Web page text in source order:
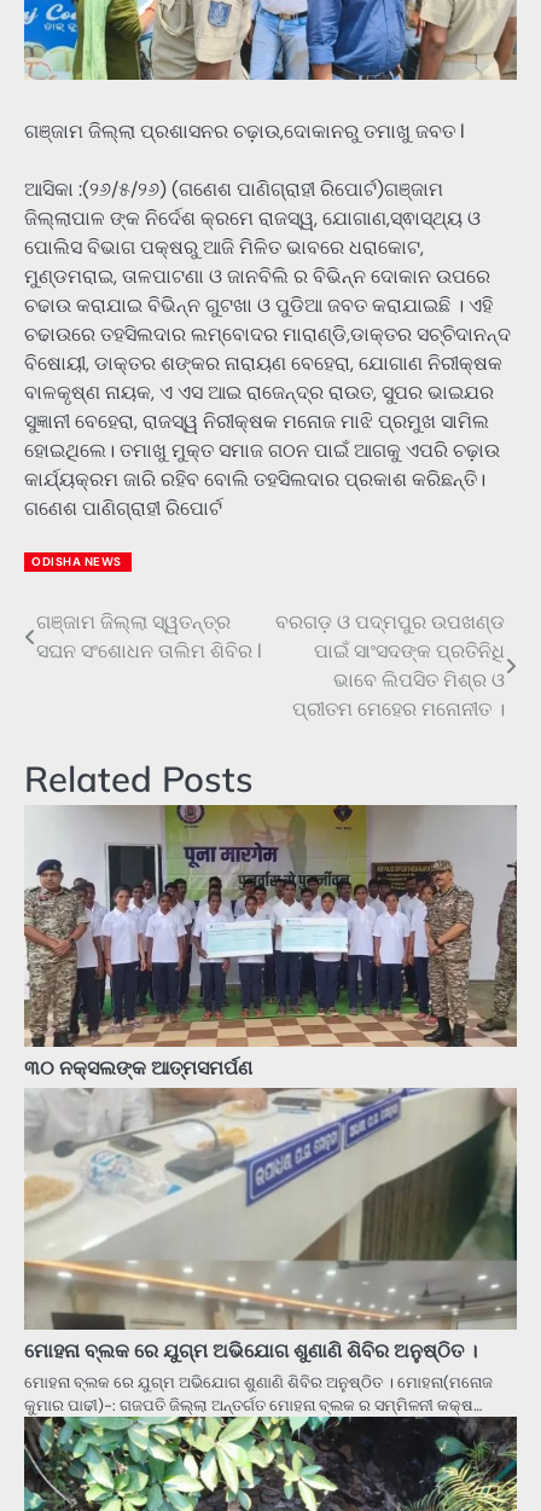
ଗଞ୍ଜାମ ଜିଲ୍ଲା ପ୍ରଶାସନର ଚଢ଼ାଉ,ଦୋକାନରୁ ତମାଖୁ ଜବତ l
ଆସିକା :(୨୬/୫/୨୬) (ଗଣେଶ ପାଣିଗ୍ରାହୀ ରିପୋର୍ଟ)ଗଞ୍ଜାମ
ଜିଲ୍ଲାପାଳ ଙ୍କ ନିର୍ଦେଶ କ୍ରମେ ରାଜସ୍ୱ, ଯୋଗାଣ,ସ୍ଵାସ୍ଥ୍ୟ ଓ
ପୋଲିସ ବିଭାଗ ପକ୍ଷରୁ ଆଜି ମିଳିତ ଭାବରେ ଧରାକୋଟ,
ମୁଣ୍ଡମରାଇ, ତାଳପାଟଣା ଓ ଜାନବିଲି ର ବିଭିନ୍ନ ଦୋକାନ ଉପରେ
ଚଢାଉ କରାଯାଇ ବିଭିନ୍ନ ଗୁଟଖା ଓ ପୁଡିଆ ଜବତ କରାଯାଇଛି । ଏହି
ଚଢାଉରେ ତହସିଲଦାର ଲମ୍ବୋଦର ମାରାଣ୍ଡି,ଡାକ୍ତର ସଚ୍ଚିଦାନନ୍ଦ
ବିଷୋୟୀ, ଡାକ୍ତର ଶଙ୍କର ନାରାୟଣ ବେହେରା, ଯୋଗାଣ ନିରୀକ୍ଷକ
ବାଳକୃଷ୍ଣ ନାୟକ, ଏ ଏସ ଆଇ ରାଜେନ୍ଦ୍ର ରାଉତ, ସୁପର ଭାଇଯର
ସୁଜ୍ଞାନୀ ବେହେରା, ରାଜସ୍ୱ ନିରୀକ୍ଷକ ମନୋଜ ମାଝି ପ୍ରମୁଖ ସାମିଲ
ହୋଇଥିଲେ। ତମାଖୁ ମୁକ୍ତ ସମାଜ ଗଠନ ପାଇଁ ଆଗକୁ ଏପରି ଚଢ଼ାଉ
କାର୍ଯ୍ୟକ୍ରମ ଜାରି ରହିବ ବୋଲି ତହସିଲଦାର ପ୍ରକାଶ କରିଛନ୍ତି।
ଗଣେଶ ପାଣିଗ୍ରାହୀ ରିପୋର୍ଟ
ODISHA NEWS
Post
ଗଞ୍ଜାମ ଜିଲ୍ଲା ସ୍ୱତନ୍ତ୍ର
ସଘନ ସଂଶୋଧନ ତାଲିମ ଶିବିର l
ବରଗଡ଼ ଓ ପଦ୍ମପୁର ଉପଖଣ୍ଡ
ପାଇଁ ସାଂସଦଙ୍କ ପ୍ରତିନିଧି
ଭାବେ ଲିପସିତ ମିଶ୍ର ଓ
ପ୍ରୀତମ ମେହେର ମନୋନୀତ ।
Related Posts
୩୦ ନକ୍ସଲଙ୍କ ଆତ୍ମସମର୍ପଣ
ମୋହନା ବ୍ଲକ ରେ ଯୁଗ୍ମ ଅଭିଯୋଗ ଶୁଣାଣି ଶିବିର ଅନୁଷ୍ଠିତ ।
ମୋହନା ବ୍ଲକ ରେ ଯୁଗ୍ମ ଅଭିଯୋଗ ଶୁଣାଣି ଶିବିର ଅନୁଷ୍ଠିତ । ମୋହନା(ମନୋଜ
କୁମାର ପାଢୀ)-: ଗଜପତି ଜିଲ୍ଲା ଅନ୍ତର୍ଗତ ମୋହନା ବ୍ଲକ ର ସମ୍ମିଳନୀ କକ୍ଷ…